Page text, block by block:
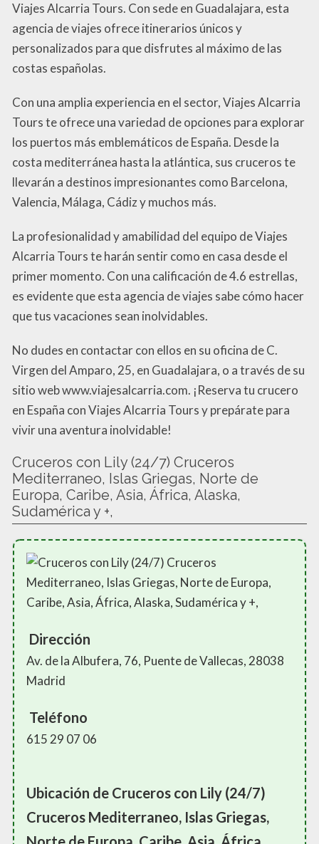
Viajes Alcarria Tours. Con sede en Guadalajara, esta
agencia de viajes ofrece itinerarios únicos y
personalizados para que disfrutes al máximo de las
costas españolas.
Con una amplia experiencia en el sector, Viajes Alcarria
Tours te ofrece una variedad de opciones para explorar
los puertos más emblemáticos de España. Desde la
costa mediterránea hasta la atlántica, sus cruceros te
llevarán a destinos impresionantes como Barcelona,
Valencia, Málaga, Cádiz y muchos más.
La profesionalidad y amabilidad del equipo de Viajes
Alcarria Tours te harán sentir como en casa desde el
primer momento. Con una calificación de 4.6 estrellas,
es evidente que esta agencia de viajes sabe cómo hacer
que tus vacaciones sean inolvidables.
No dudes en contactar con ellos en su oficina de C.
Virgen del Amparo, 25, en Guadalajara, o a través de su
sitio web www.viajesalcarria.com. ¡Reserva tu crucero
en España con Viajes Alcarria Tours y prepárate para
vivir una aventura inolvidable!
Cruceros con Lily (24/7) Cruceros
Mediterraneo, Islas Griegas, Norte de
Europa, Caribe, Asia, África, Alaska,
Sudamérica y +,
Dirección
Av. de la Albufera, 76, Puente de Vallecas, 28038
Madrid
Teléfono
615 29 07 06
Ubicación de Cruceros con Lily (24/7)
Cruceros Mediterraneo, Islas Griegas,